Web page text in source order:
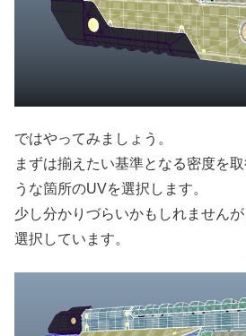
ではやってみましょう。
まずは揃えたい基準となる密度を
うな箇所のUVを選択します。
少し分かりづらいかもしれません
選択しています。